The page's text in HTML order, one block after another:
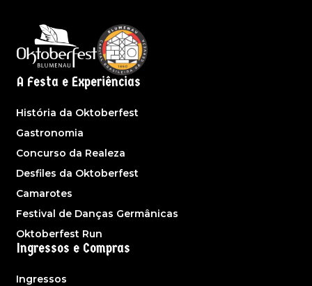
A Festa e Experiências
História da Oktoberfest
Gastronomia
Concurso da Realeza
Desfiles da Oktoberfest
Camarotes
Festival de Danças Germânicas
Oktoberfest Run
Ingressos e Compras
Ingressos